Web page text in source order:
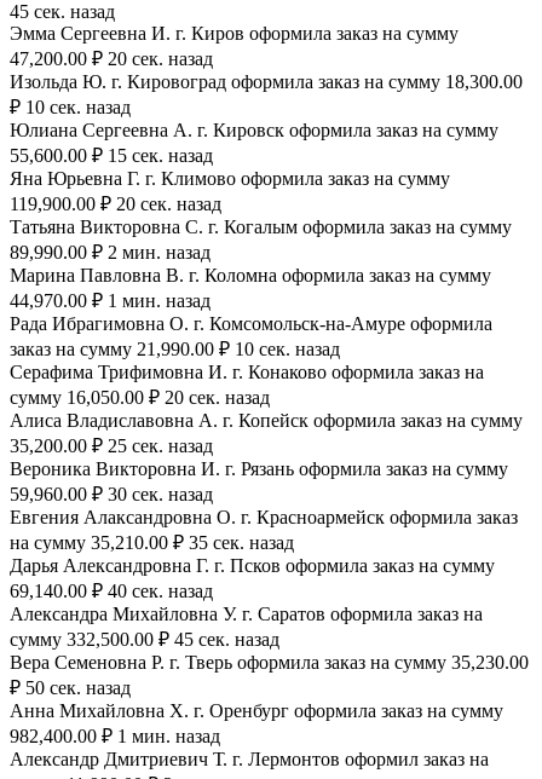
45 сек. назад
Эмма Сергеевна И. г. Киров оформила заказ на сумму
47,200.00 ₽ 20 сек. назад
Изольда Ю. г. Кировоград оформила заказ на сумму 18,300.00
₽ 10 сек. назад
Юлиана Сергеевна А. г. Кировск оформила заказ на сумму
55,600.00 ₽ 15 сек. назад
Яна Юрьевна Г. г. Климово оформила заказ на сумму
119,900.00 ₽ 20 сек. назад
Татьяна Викторовна С. г. Когалым оформила заказ на сумму
89,990.00 ₽ 2 мин. назад
Марина Павловна В. г. Коломна оформила заказ на сумму
44,970.00 ₽ 1 мин. назад
Рада Ибрагимовна О. г. Комсомольск-на-Амуре оформила
заказ на сумму 21,990.00 ₽ 10 сек. назад
Серафима Трифимовна И. г. Конаково оформила заказ на
сумму 16,050.00 ₽ 20 сек. назад
Алиса Владиславовна А. г. Копейск оформила заказ на сумму
35,200.00 ₽ 25 сек. назад
Вероника Викторовна И. г. Рязань оформила заказ на сумму
59,960.00 ₽ 30 сек. назад
Евгения Алаксандровна О. г. Красноармейск оформила заказ
на сумму 35,210.00 ₽ 35 сек. назад
Дарья Александровна Г. г. Псков оформила заказ на сумму
69,140.00 ₽ 40 сек. назад
Александра Михайловна У. г. Саратов оформила заказ на
сумму 332,500.00 ₽ 45 сек. назад
Вера Семеновна Р. г. Тверь оформила заказ на сумму 35,230.00
₽ 50 сек. назад
Анна Михайловна Х. г. Оренбург оформила заказ на сумму
982,400.00 ₽ 1 мин. назад
Александр Дмитриевич Т. г. Лермонтов оформил заказ на